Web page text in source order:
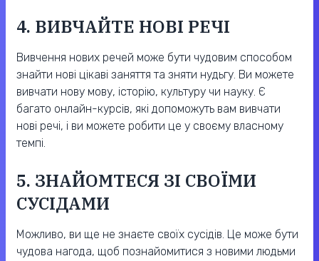
4. ВИВЧАЙТЕ НОВІ РЕЧІ
Вивчення нових речей може бути чудовим способом
знайти нові цікаві заняття та зняти нудьгу. Ви можете
вивчати нову мову, історію, культуру чи науку. Є
багато онлайн-курсів, які допоможуть вам вивчати
нові речі, і ви можете робити це у своєму власному
темпі.
5. ЗНАЙОМТЕСЯ ЗІ СВОЇМИ
СУСІДАМИ
Можливо, ви ще не знаєте своїх сусідів. Це може бути
чудова нагода, щоб познайомитися з новими людьми